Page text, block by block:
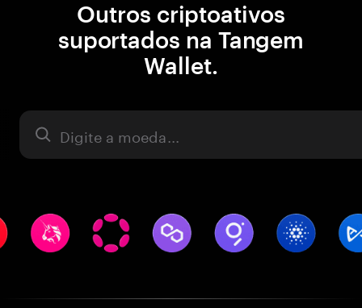
Outros criptoativos
suportados na Tangem
Wallet.
Ativo